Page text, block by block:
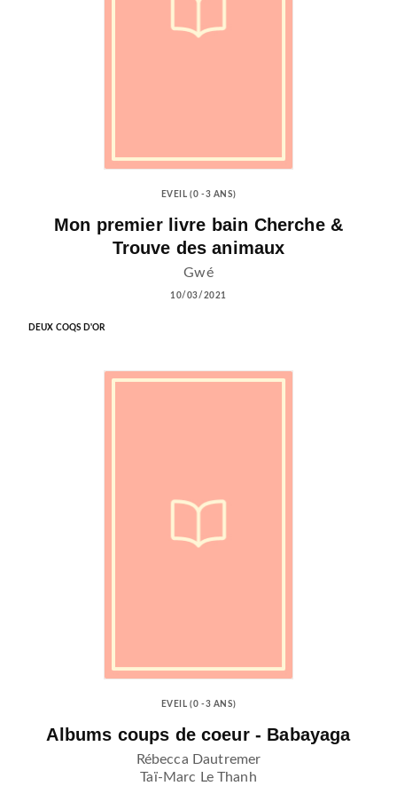
EVEIL (0 -3 ANS)
Mon premier livre bain Cherche &
Trouve des animaux
Gwé
10/03/2021
DEUX COQS D'OR
EVEIL (0 -3 ANS)
Albums coups de coeur - Babayaga
Rébecca Dautremer
Taï-Marc Le Thanh